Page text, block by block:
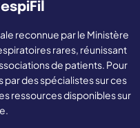
reconnue par le Ministère
rares, réunissant
de patients. Pour
des spécialistes sur ces
ressources disponibles sur